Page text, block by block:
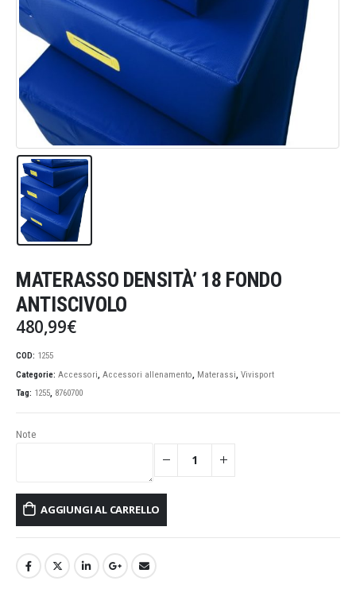
MATERASSO DENSITÀ’ 18 FONDO
ANTISCIVOLO
480,99€
COD: 1255
Categorie: Accessori, Accessori allenamento, Materassi, Vivisport
Tag: 1255, 8760700
Note
AGGIUNGI AL CARRELLO